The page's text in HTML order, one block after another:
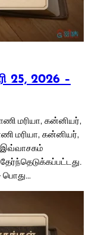
25, 2026 –
மரியா, கன்னியர்,
மரியா, கன்னியர்,
இவ்வாசகம்
பொது…